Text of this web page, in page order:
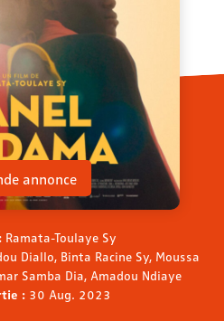
annonce
Ramata-Toulaye Sy
Diallo, Binta Racine Sy, Moussa
Samba Dia, Amadou Ndiaye
: 30 Aug. 2023